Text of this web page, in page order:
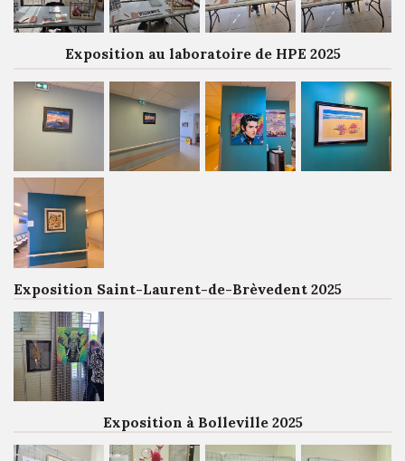
Exposition au laboratoire de HPE 2025
Exposition Saint-Laurent-de-Brèvedent 2025
Exposition à Bolleville 2025